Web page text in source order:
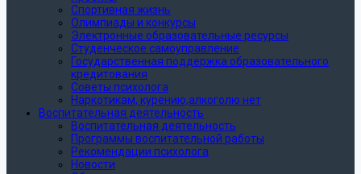
Спортивная жизнь
Олимпиады и конкурсы
Электронные образовательные ресурсы
Студенческое самоуправление
Государственная поддержка образовательного
кредитования
Советы психолога
Наркотикам, курению,алкоголю нет
Воспитательная деятельность
Воспитательная деятельность
Программы воспитательной работы
Рекомендации психолога
Новости